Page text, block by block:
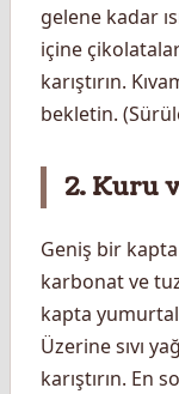
gelene kadar
içine
karıştırın.
bekletin.
2. Kuru
Geniş bir
karbonat ve
kapta
Üzerine sıvı
karıştırın. En